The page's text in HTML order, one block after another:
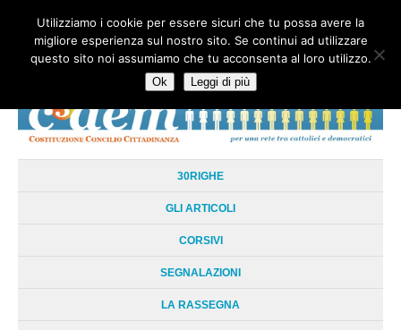
HOME CHI SIAMO LA RETE LE RADICI DOCUMENTAZIONE
AREE TEMATICHE
30RIGHE
GLI ARTICOLI
CORSIVI
SEGNALAZIONI
LA RASSEGNA
Utilizziamo i cookie per essere sicuri che tu possa avere la
migliore esperienza sul nostro sito. Se continui ad utilizzare
questo sito noi assumiamo che tu acconsenta al loro utilizzo.
Ok Leggi di più